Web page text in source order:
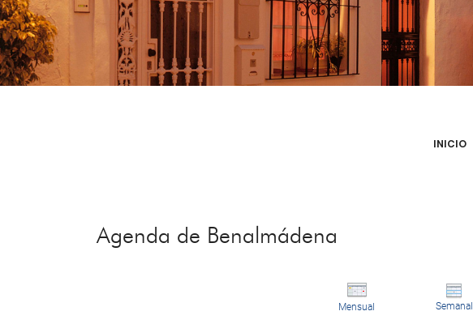
INICIO
Agenda de Benalmádena
Mensual Semanal